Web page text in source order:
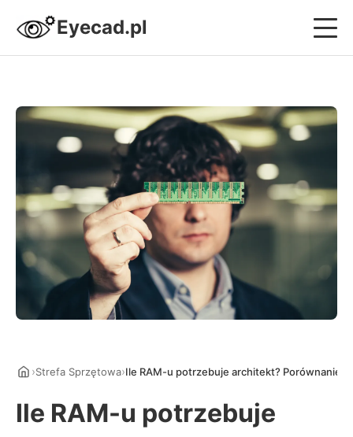
Eyecad.pl
Nowoczesne Budownictwo
Design i Wnętrza
Strefa Sprzętowa
Kariera i Biznes Inżyniera
›Strefa Sprzętowa›Ile RAM-u potrzebuje architekt? Porównanie
Ile RAM-u potrzebuje